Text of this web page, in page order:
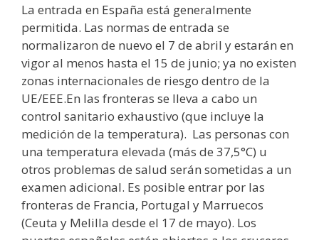
La entrada en España está generalmente
permitida. Las normas de entrada se
normalizaron de nuevo el 7 de abril y estarán en
vigor al menos hasta el 15 de junio; ya no existen
zonas internacionales de riesgo dentro de la
UE/EEE.En las fronteras se lleva a cabo un
control sanitario exhaustivo (que incluye la
medición de la temperatura). Las personas con
una temperatura elevada (más de 37,5°C) u
otros problemas de salud serán sometidas a un
examen adicional. Es posible entrar por las
fronteras de Francia, Portugal y Marruecos
(Ceuta y Melilla desde el 17 de mayo). Los